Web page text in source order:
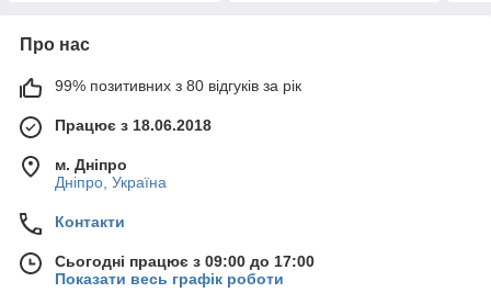
Про нас
99% позитивних з 80 відгуків за рік
Працює з 18.06.2018
м. Дніпро
Дніпро, Україна
Контакти
Сьогодні працює з 09:00 до 17:00
Показати весь графік роботи